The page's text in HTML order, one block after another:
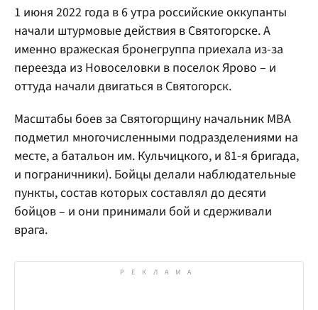
1 июня 2022 года в 6 утра российские оккупанты
начали штурмовые действия в Святогорске. А
именно вражеская бронегруппа приехала из-за
переезда из Новоселовки в поселок Ярово – и
оттуда начали двигаться в Святогорск.
Масштабы боев за Святогорщину начальник МВА
подметил многочисленными подразделениями на
месте, а батальон им. Кульчицкого, и 81-я бригада,
и пограничники). Бойцы делали наблюдательные
пункты, состав которых составлял до десяти
бойцов – и они принимали бой и сдерживали
врага.